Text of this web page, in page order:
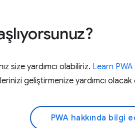
size yardımcı olabiliriz. Learn PWA
geliştirmenize yardımcı
PWA hakkında bilgi